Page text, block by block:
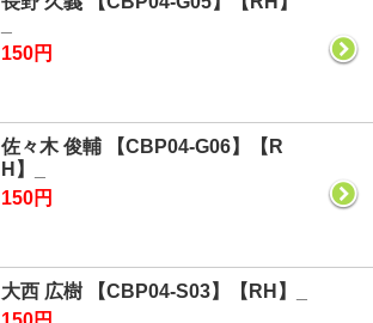
150円
佐々木 俊輔 【CBP04-G06】【R
H】_
150円
大西 広樹 【CBP04-S03】【RH】_